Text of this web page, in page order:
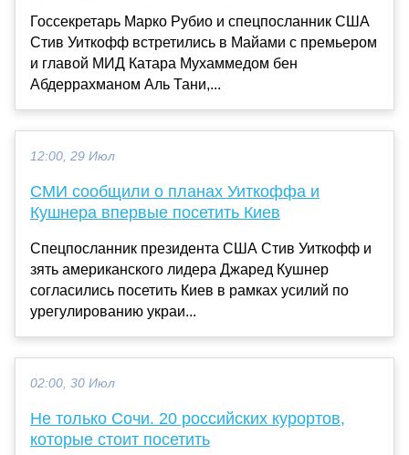
Госсекретарь Марко Рубио и спецпосланник США
Стив Уиткофф встретились в Майами с премьером
и главой МИД Катара Мухаммедом бен
Абдеррахманом Аль Тани,...
12:00, 29 Июл
СМИ сообщили о планах Уиткоффа и
Кушнера впервые посетить Киев
Спецпосланник президента США Стив Уиткофф и
зять американского лидера Джаред Кушнер
согласились посетить Киев в рамках усилий по
урегулированию украи...
02:00, 30 Июл
Не только Сочи. 20 российских курортов,
которые стоит посетить